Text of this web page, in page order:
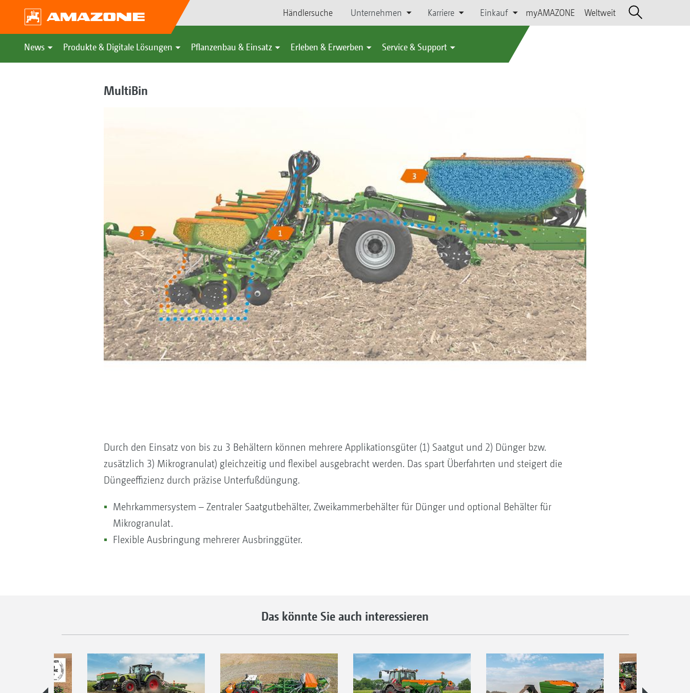
Händlersuche Unternehmen Karriere Einkauf myAMAZONE Weltweit
News Produkte & Digitale Lösungen Pflanzenbau & Einsatz Erleben & Erwerben Service & Support
MultiBin
Durch den Einsatz von bis zu 3 Behältern können mehrere Applikationsgüter (1) Saatgut und 2) Dünger bzw.
zusätzlich 3) Mikrogranulat) gleichzeitig und flexibel ausgebracht werden. Das spart Überfahrten und steigert die
Düngeeffizienz durch präzise Unterfußdüngung.
Mehrkammersystem – Zentraler Saatgutbehälter, Zweikammerbehälter für Dünger und optional Behälter für
Mikrogranulat.
Flexible Ausbringung mehrerer Ausbringgüter.
Das könnte Sie auch interessieren